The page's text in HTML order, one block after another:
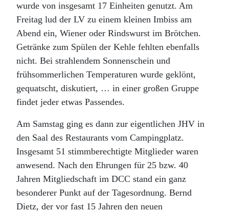
wurde von insgesamt 17 Einheiten genutzt. Am
Freitag lud der LV zu einem kleinen Imbiss am
Abend ein, Wiener oder Rindswurst im Brötchen.
Getränke zum Spülen der Kehle fehlten ebenfalls
nicht. Bei strahlendem Sonnenschein und
frühsommerlichen Temperaturen wurde geklönt,
gequatscht, diskutiert, … in einer großen Gruppe
findet jeder etwas Passendes.
Am Samstag ging es dann zur eigentlichen JHV in
den Saal des Restaurants vom Campingplatz.
Insgesamt 51 stimmberechtigte Mitglieder waren
anwesend. Nach den Ehrungen für 25 bzw. 40
Jahren Mitgliedschaft im DCC stand ein ganz
besonderer Punkt auf der Tagesordnung. Bernd
Dietz, der vor fast 15 Jahren den neuen